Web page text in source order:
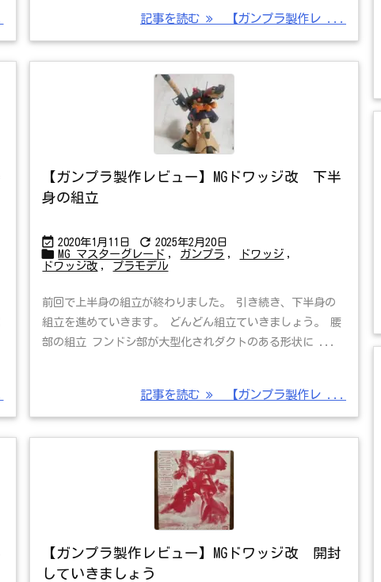
記事を読む 【ガンプラ製作レ ...
【ガンプラ製作レビュー】MGドワッジ改 下半
身の組立
 2020年1月11日  2025年2月20日
 MG マスターグレード , ガンプラ , ドワッジ ,
ドワッジ改 , プラモデル
前回で上半身の組立が終わりました。 引き続き、下半身の
組立を進めていきます。 どんどん組立ていきましょう。 腰
部の組立 フンドシ部が大型化されダクトのある形状に ...
記事を読む 【ガンプラ製作レ ...
【ガンプラ製作レビュー】MGドワッジ改 開封
していきましょう